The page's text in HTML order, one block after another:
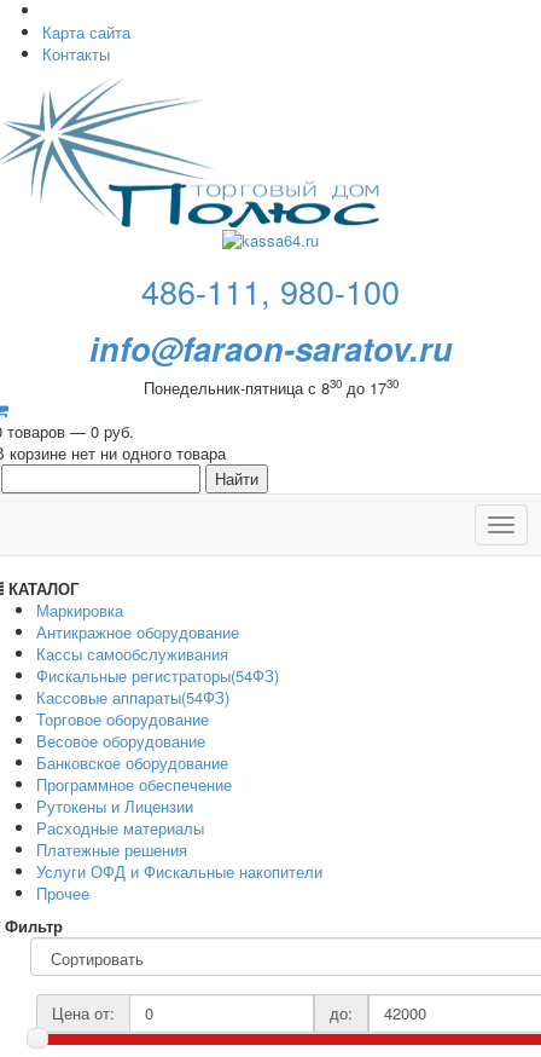
Карта сайта
Контакты
486-111, 980-100
info@faraon-saratov.ru
Понедельник-пятница с 830до 1730
товаров — 0 руб.
корзине нет ни одного товара
КАТАЛОГ
Маркировка
Антикражное оборудование
Кассы самообслуживания
Фискальные регистраторы(54ФЗ)
Кассовые аппараты(54ФЗ)
Торговое оборудование
Весовое оборудование
Банковское оборудование
Программное обеспечение
Рутокены и Лицензии
Расходные материалы
Платежные решения
Услуги ОФД и Фискальные накопители
Прочее
Фильтр
Цена от: до: